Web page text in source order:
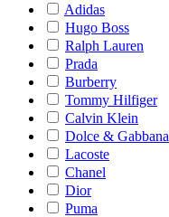
Adidas
Hugo Boss
Ralph Lauren
Prada
Burberry
Tommy Hilfiger
Calvin Klein
Dolce & Gabbana
Lacoste
Chanel
Dior
Puma